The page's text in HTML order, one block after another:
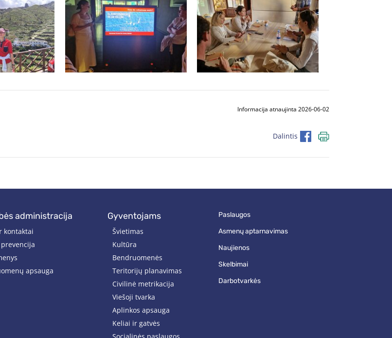
Informacija atnaujinta 2026-06-02
Dalintis
administracija
kontaktai
apsauga
gyventojams
Švietimas
Kultūra
Bendruomenės
Teritorijų planavimas
Civilinė metrikacija
Viešoji tvarka
Aplinkos apsauga
Keliai ir gatvės
paslaugos
asmenų aptarnavimas
naujienos
skelbimai
darbotvarkės